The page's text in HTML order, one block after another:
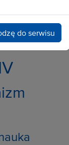
do serwisu